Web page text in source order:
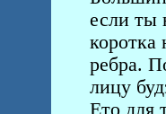
если ты
коротка
ребра.
лицу
Ето для